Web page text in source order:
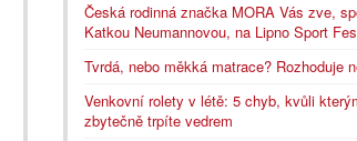
Česká rodinná značka MORA Vás zve,
Katkou Neumannovou, na Lipno Sport
Tvrdá, nebo měkká matrace? Rozhoduje
Venkovní rolety v létě: 5 chyb, kvůli
zbytečně trpíte vedrem